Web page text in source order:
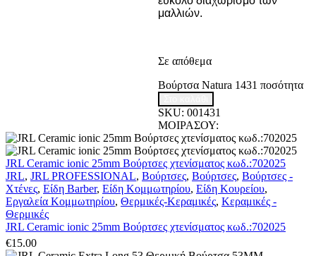
μαλλιών.
Σε απόθεμα
Βούρτσα Natura 1431 ποσότητα
SKU: 001431
ΜΟΙΡΑΣΟΥ:
JRL Ceramic ionic 25mm Βούρτσες χτενίσματος κωδ.:702025
JRL, JRL PROFESSIONAL, Βούρτσες, Βούρτσες, Βούρτσες -
Χτένες, Είδη Barber, Είδη Κομμωτηρίου, Είδη Κουρείου,
Εργαλεία Κομμωτηρίου, Θερμικές-Κεραμικές, Κεραμικές -
Θερμικές
JRL Ceramic ionic 25mm Βούρτσες χτενίσματος κωδ.:702025
€15.00